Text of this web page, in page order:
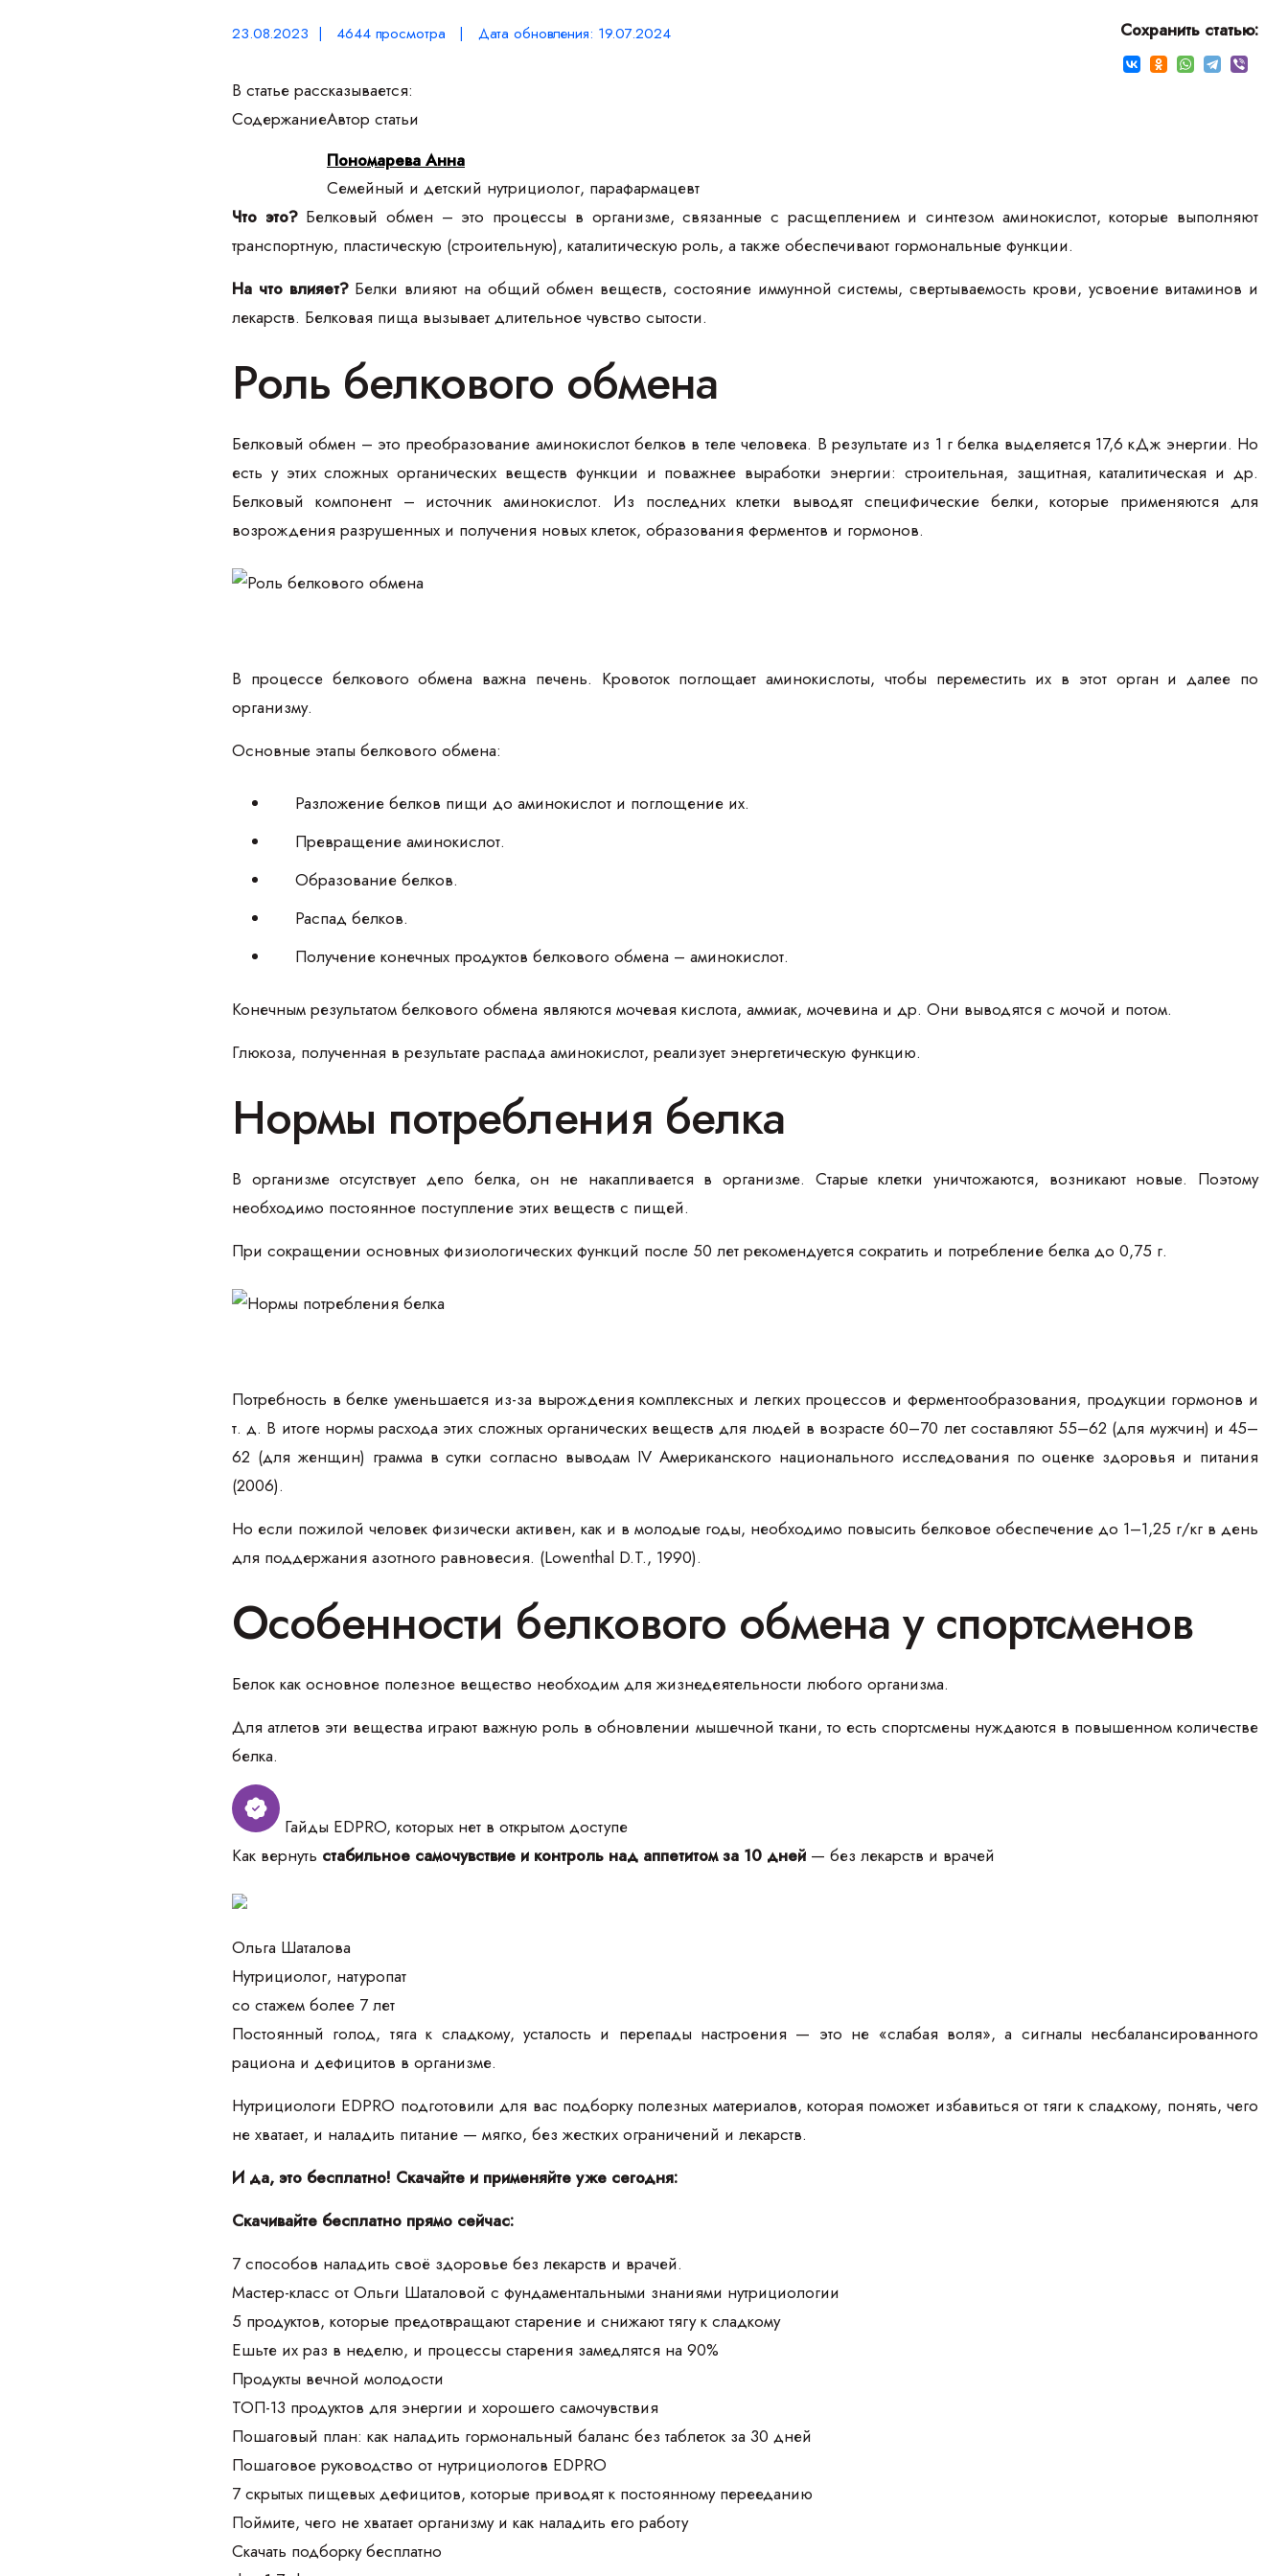
23.08.2023 | 4644 просмотра | Дата обновления: 19.07.2024 Сохранить статью:
В статье рассказывается:
СодержаниеАвтор статьи
Пономарева Анна
Семейный и детский нутрициолог, парафармацевт
Что это?Белковый обмен – это процессы в организме, связанные с расщеплением и синтезом аминокислот, которые выполняют
транспортную, пластическую (строительную), каталитическую роль, а также обеспечивают гормональные функции.
На что влияет?Белки влияют на общий обмен веществ, состояние иммунной системы, свертываемость крови, усвоение витаминов и
лекарств. Белковая пища вызывает длительное чувство сытости.
Роль белкового обмена
Белковый обмен – это преобразование аминокислот белков в теле человека. В результате из 1 г белка выделяется 17,6 кДж энергии. Но
есть у этих сложных органических веществ функции и поважнее выработки энергии: строительная, защитная, каталитическая и др.
Белковый компонент – источник аминокислот. Из последних клетки выводят специфические белки, которые применяются для
возрождения разрушенных и получения новых клеток, образования ферментов и гормонов.
В процессе белкового обмена важна печень. Кровоток поглощает аминокислоты, чтобы переместить их в этот орган и далее по
организму.
Основные этапы белкового обмена:
Разложение белков пищи до аминокислот и поглощение их.
Превращение аминокислот.
Образование белков.
Распад белков.
Получение конечных продуктов белкового обмена – аминокислот.
Конечным результатом белкового обмена являются мочевая кислота, аммиак, мочевина и др. Они выводятся с мочой и потом.
Глюкоза, полученная в результате распада аминокислот, реализует энергетическую функцию.
Нормы потребления белка
В организме отсутствует депо белка, он не накапливается в организме. Старые клетки уничтожаются, возникают новые. Поэтому
необходимо постоянное поступление этих веществ с пищей.
При сокращении основных физиологических функций после 50 лет рекомендуется сократить и потребление белка до 0,75 г.
Потребность в белке уменьшается из-за вырождения комплексных и легких процессов и ферментообразования, продукции гормонов и
т. д. В итоге нормы расхода этих сложных органических веществ для людей в возрасте 60–70 лет составляют 55–62 (для мужчин) и 45–
62 (для женщин) грамма в сутки согласно выводам IV Американского национального исследования по оценке здоровья и питания
(2006).
Но если пожилой человек физически активен, как и в молодые годы, необходимо повысить белковое обеспечение до 1–1,25 г/кг в день
для поддержания азотного равновесия. (Lowenthal D.T., 1990).
Особенности белкового обмена у спортсменов
Белок как основное полезное вещество необходим для жизнедеятельности любого организма.
Для атлетов эти вещества играют важную роль в обновлении мышечной ткани, то есть спортсмены нуждаются в повышенном количестве
белка.
Гайды EDPRO, которых нет в открытом доступе
Как вернуть стабильное самочувствие и контроль над аппетитом за 10 дней — без лекарств и врачей
Ольга Шаталова
Нутрициолог, натуропат
со стажем более 7 лет
Постоянный голод, тяга к сладкому, усталость и перепады настроения — это не «слабая воля», а сигналы несбалансированного
рациона и дефицитов в организме.
Нутрициологи EDPRO подготовили для вас подборку полезных материалов, которая поможет избавиться от тяги к сладкому, понять, чего
не хватает, и наладить питание — мягко, без жестких ограничений и лекарств.
И да, это бесплатно! Скачайте и применяйте уже сегодня:
Скачивайте бесплатно прямо сейчас:
7 способов наладить своё здоровье без лекарств и врачей.
Мастер-класс от Ольги Шаталовой с фундаментальными знаниями нутрициологии
5 продуктов, которые предотвращают старение и снижают тягу к сладкому
Ешьте их раз в неделю, и процессы старения замедлятся на 90%
Продукты вечной молодости
ТОП-13 продуктов для энергии и хорошего самочувствия
Пошаговый план: как наладить гормональный баланс без таблеток за 30 дней
Пошаговое руководство от нутрициологов EDPRO
7 скрытых пищевых дефицитов, которые приводят к постоянному перееданию
Поймите, чего не хватает организму и как наладить его работу
Скачать подборку бесплатно